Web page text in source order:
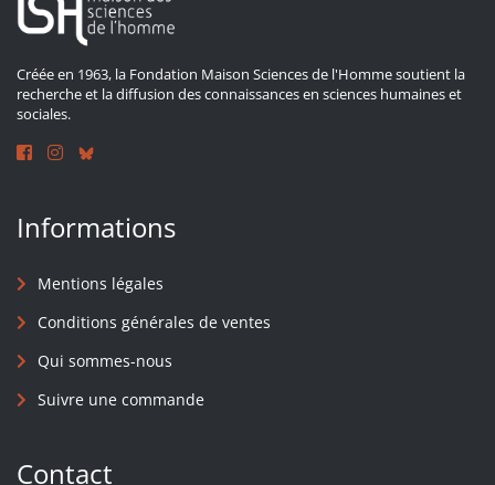
Créée en 1963, la Fondation Maison Sciences de l'Homme soutient la
recherche et la diffusion des connaissances en sciences humaines et
sociales.
Informations
Mentions légales
Conditions générales de ventes
Qui sommes-nous
Suivre une commande
Contact